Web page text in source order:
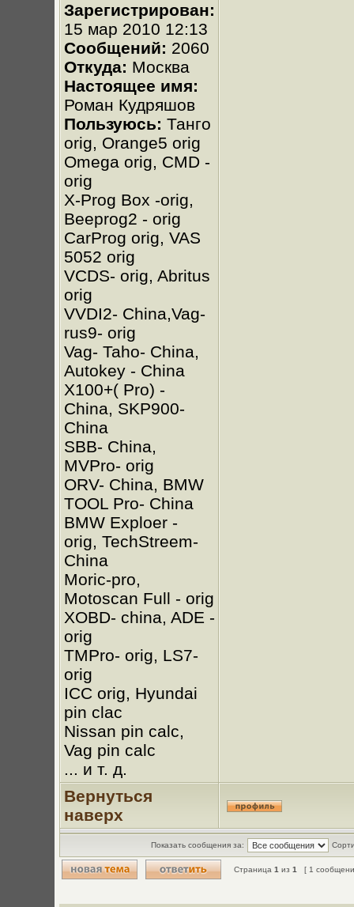
Зарегистрирован:
15 мар 2010 12:13
Сообщений: 2060
Откуда: Москва
Настоящее имя:
Роман Кудряшов
Пользуюсь: Танго
orig, Orange5 orig
Omega orig, CMD -
orig
X-Prog Box -orig,
Beeprog2 - orig
CarProg orig, VAS
5052 orig
VCDS- orig, Abritus
orig
VVDI2- China,Vag-
rus9- orig
Vag- Taho- China,
Autokey - China
X100+( Pro) -
China, SKP900-
China
SBB- China,
MVPro- orig
ORV- China, BMW
TOOL Pro- China
BMW Exploer -
orig, TechStreem-
China
Moric-pro,
Motoscan Full - orig
XOBD- china, ADE -
orig
TMPro- orig, LS7-
orig
ICC orig, Hyundai
pin clac
Nissan pin calc,
Vag pin calc
... и т. д.
Вернуться
наверх
Показать сообщения за:
Страница 1 из 1 [ 1